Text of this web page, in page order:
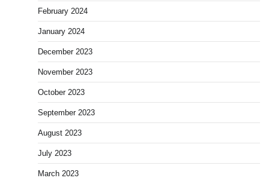
February 2024
January 2024
December 2023
November 2023
October 2023
September 2023
August 2023
July 2023
March 2023